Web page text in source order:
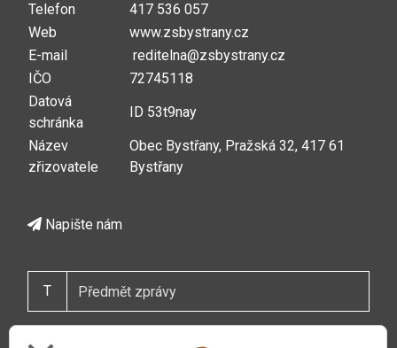
Telefon
417 536 057
Web
www.zsbystrany.cz
E-mail
reditelna@zsbystrany.cz
IČO
72745118
Datová
schránka
ID 53t9nay
Název
zřizovatele
Obec Bystřany, Pražská 32, 417 61
Bystřany
Napište nám
T